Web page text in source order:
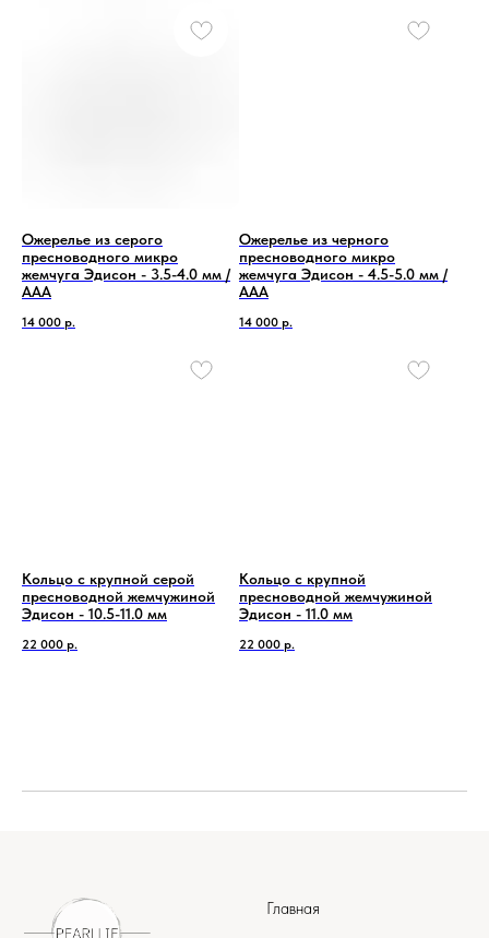
Ожерелье из серого
пресноводного микро
жемчуга Эдисон - 3.5-4.0 мм /
ААА
14 000 р.
Ожерелье из черного
пресноводного микро
жемчуга Эдисон - 4.5-5.0 мм /
ААА
14 000 р.
Кольцо с крупной серой
пресноводной жемчужиной
Эдисон - 10.5-11.0 мм
22 000 р.
Кольцо с крупной
пресноводной жемчужиной
Эдисон - 11.0 мм
22 000 р.
Главная